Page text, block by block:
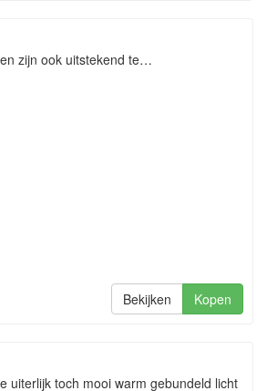
zijn ook uitstekend te…
Bekijken Kopen
uiterlijk toch mooi warm gebundeld licht